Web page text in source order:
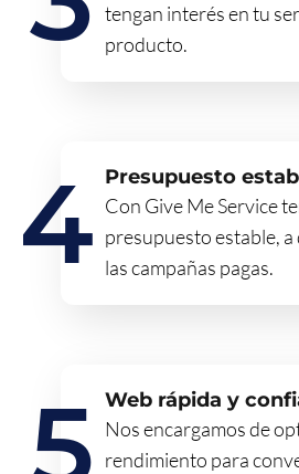
tengan interés en tu
producto.
Presupuesto
Con Give Me Service
presupuesto estable,
las campañas pagas.
Web rápida y
Nos encargamos de
rendimiento para